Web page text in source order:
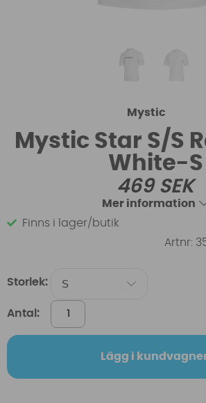
Mystic
Mystic Star S/S
White-S
469SEK
Mer information
Finns i lager/butik
Artnr:
Storlek:
Antal:
Lägg i